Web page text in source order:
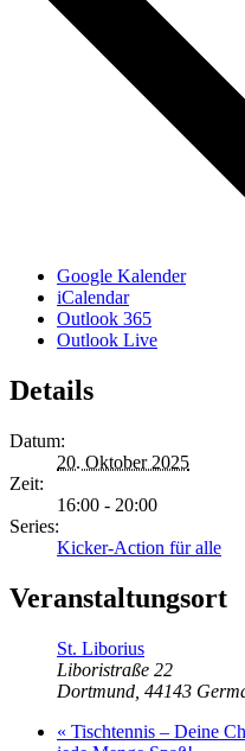
Google Kalender
iCalendar
Outlook 365
Outlook Live
Details
Datum:
20. Oktober 2025
Zeit:
16:00 - 20:00
Series:
Kicker-Action für alle
Veranstaltungsort
St. Liborius
Liboristraße 22
Dortmund 44143
« Tischtennis – Deine